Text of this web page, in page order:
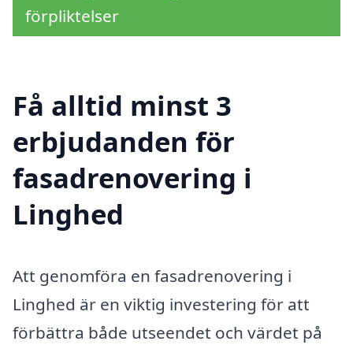
förpliktelser
Få alltid minst 3
erbjudanden för
fasadrenovering i
Linghed
Att genomföra en fasadrenovering i
Linghed är en viktig investering för att
förbättra både utseendet och värdet på